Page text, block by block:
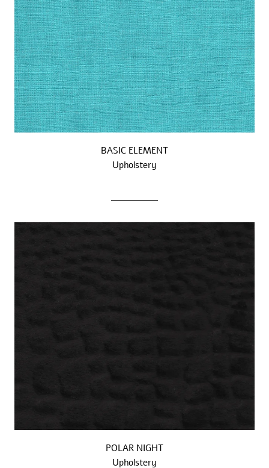
BASIC ELEMENT
Upholstery
POLAR NIGHT
Upholstery